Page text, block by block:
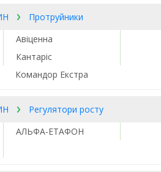
Протруйники
Авіценна
Кантаріс
Командор Екстра
Регулятори росту
АЛЬФА-ЕТАФОН